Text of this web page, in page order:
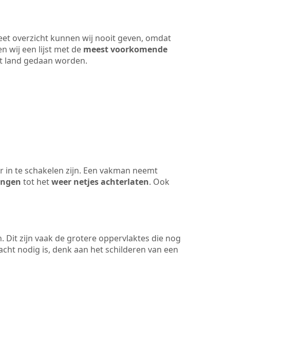
overzicht kunnen wij nooit geven, omdat
wij een lijst met de meest voorkomende
land gedaan worden.
te schakelen zijn. Een vakman neemt
tot hetweer netjes achterlaten. Ook
Dit zijn vaak de grotere oppervlaktes die nog
nodig is, denk aan het schilderen van een